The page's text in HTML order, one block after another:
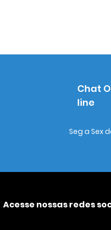
Chat
line
Seg a Sex
Acesse nossas redes